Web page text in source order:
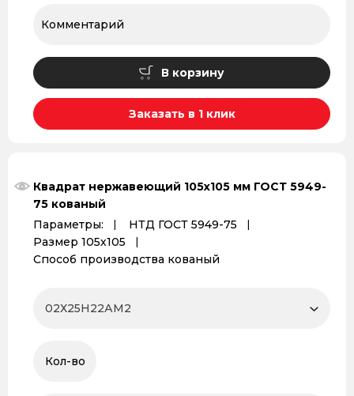
В корзину
Заказать в 1 клик
Квадрат нержавеющий 105х105 мм ГОСТ 5949-
75 кованый
Параметры:
НТД ГОСТ 5949-75
Размер 105х105
Способ производства кованый